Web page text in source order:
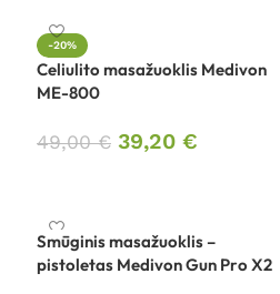
-20%
Celiulito masažuoklis Medivon
ME-800
49,00€ 39,20 €
Smūginis masažuoklis –
pistoletas Medivon Gun Pro X2